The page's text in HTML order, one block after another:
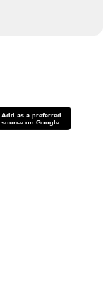
Add as a preferred
source on Google